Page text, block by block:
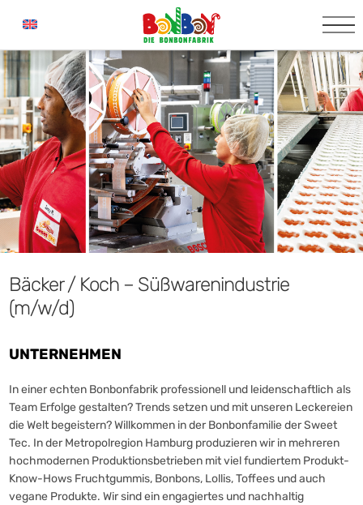
Bäcker / Koch – Süßwarenindustrie
(m/w/d)
UNTERNEHMEN
In einer echten Bonbonfabrik professionell und leidenschaftlich als
Team Erfolge gestalten? Trends setzen und mit unseren Leckereien
die Welt begeistern? Willkommen in der Bonbonfamilie der Sweet
Tec. In der Metropolregion Hamburg produzieren wir in mehreren
hochmodernen Produktionsbetrieben mit viel fundiertem Produkt-
Know-Hows Fruchtgummis, Bonbons, Lollis, Toffees und auch
vegane Produkte. Wir sind ein engagiertes und nachhaltig